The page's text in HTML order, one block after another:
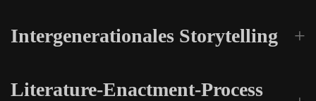
Intergenerationales Storytelling
Literature-Enactment-Process